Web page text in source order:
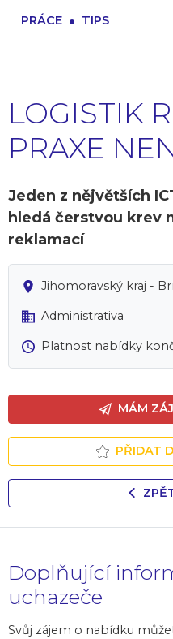
PRÁCE . TIPS
LOGISTIK
PRAXE
Jeden z nějvětších
hledá čerstvou krev
reklamací
Jihomoravský kraj -
Administrativa
Platnost nabídky
MÁM
PŘIDAT
Doplňující
uchazeče
Svůj zájem o nabídku